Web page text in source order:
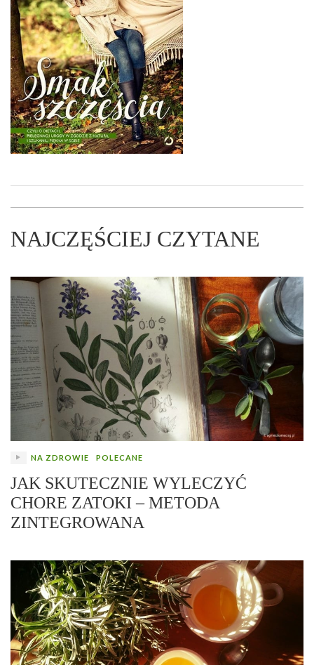
NAJCZĘŚCIEJ CZYTANE
NA ZDROWIE POLECANE
JAK SKUTECZNIE WYLECZYĆ
CHORE ZATOKI – METODA
ZINTEGROWANA